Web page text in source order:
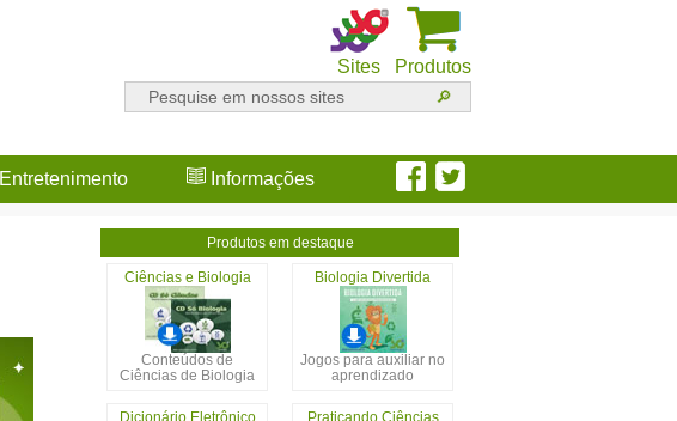
Produtos
Sites
Entretenimento Informações
Produtos em destaque
Ciências e Biologia
Conteúdos de
Ciências de Biologia
Biologia Divertida
Jogos para auxiliar no
aprendizado
Dicionário Eletrônico
Praticando Ciências